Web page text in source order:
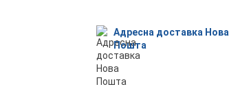
Адресна доставка Нова
Пошта